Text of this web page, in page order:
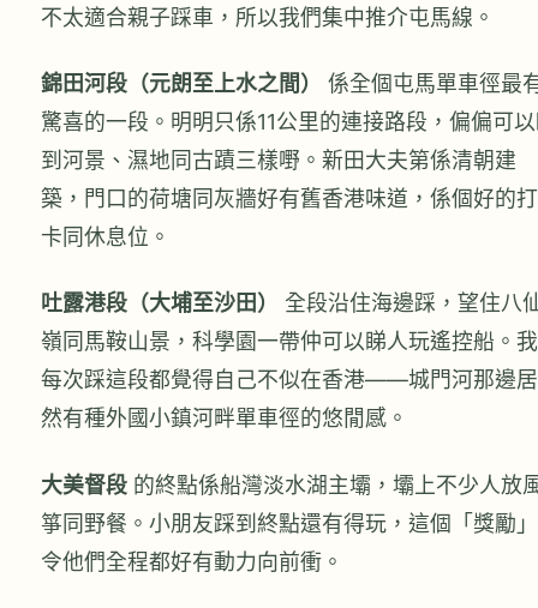
不太適合親子踩車，所以我們集中推介屯馬線。
錦田河段（元朗至上水之間）
係全個屯馬單車徑最
驚喜的一段。明明只係11公里的連接路段，偏偏可
到河景、濕地同古蹟三樣嘢。新田大夫第係清朝建
築，門口的荷塘同灰牆好有舊香港味道，係個好的打
卡同休息位。
吐露港段（大埔至沙田）
全段沿住海邊踩，望住八
嶺同馬鞍山景，科學園一帶仲可以睇人玩遙控船。我
每次踩這段都覺得自己不似在香港——城門河那邊居
然有種外國小鎮河畔單車徑的悠閒感。
大美督段 的終點係船灣淡水湖主壩，壩上不少人放
箏同野餐。小朋友踩到終點還有得玩，這個「獎勵」
令他們全程都好有動力向前衝。